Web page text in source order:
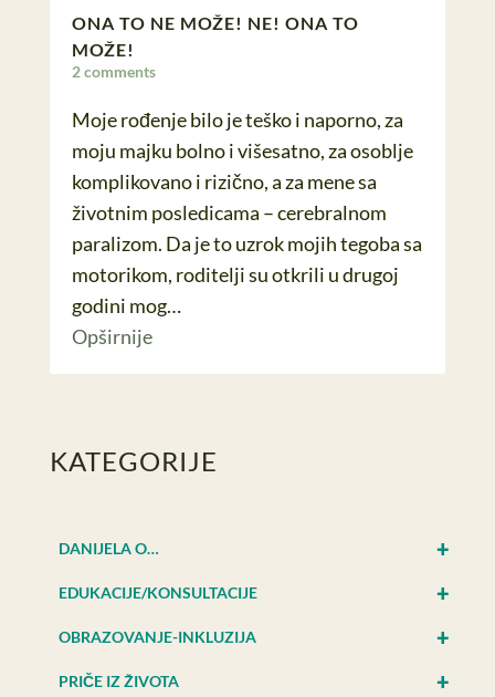
ONA TO NE MOŽE! NE! ONA TO
MOŽE!
2 comments
Moje rođenje bilo je teško i naporno, za
moju majku bolno i višesatno, za osoblje
komplikovano i rizično, a za mene sa
životnim posledicama – cerebralnom
paralizom. Da je to uzrok mojih tegoba sa
motorikom, roditelji su otkrili u drugoj
godini mog…
Opširnije
KATEGORIJE
+
DANIJELA O…
+
EDUKACIJE/KONSULTACIJE
+
OBRAZOVANJE-INKLUZIJA
+
PRIČE IZ ŽIVOTA